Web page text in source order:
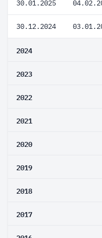
30.01.2025
30.12.2024
2024
2023
2022
2021
2020
2019
2018
2017